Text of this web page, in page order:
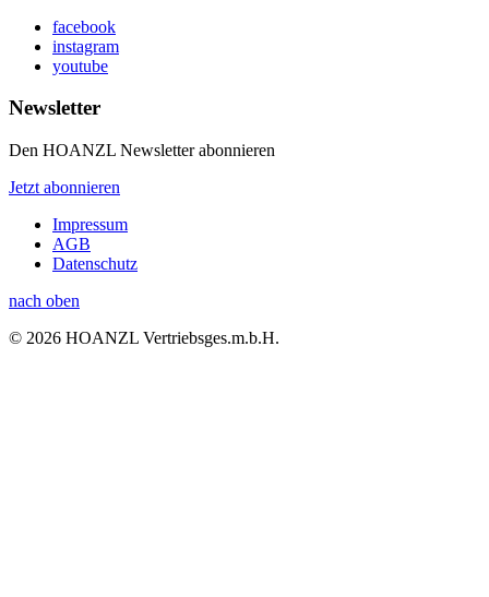
facebook
instagram
youtube
Newsletter
Den HOANZL Newsletter abonnieren
Jetzt abonnieren
Impressum
AGB
Datenschutz
nach oben
© 2026 HOANZL Vertriebsges.m.b.H.